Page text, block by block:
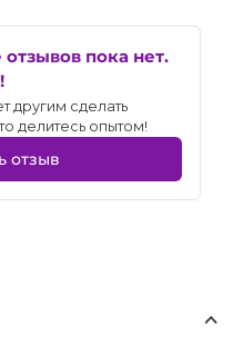
пока нет.
другим сделать
делитесь опытом!
отзыв